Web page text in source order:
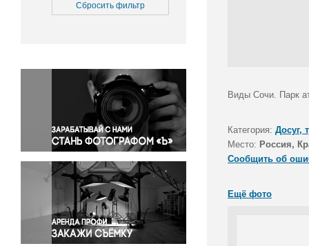
Медицина
Окружающая среда
Политика
Правосудие
Происшествия и конфликты
Религия
Светская жизнь
Спорт
Экология
Экономика и бизнес
Сбросить фильтр
Виды Сочи. Парк
Категория: Досуг,
Место: Россия,
Сообщить об
Ещё фото